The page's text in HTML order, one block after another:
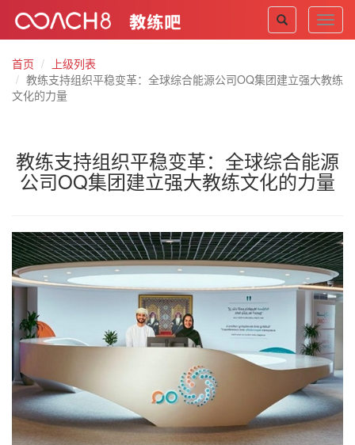
首页
上级列表
教练支持组织平稳变革：全球综合能源公司OQ集团建立强大教练
文化的力量
教练支持组织平稳变革：全球综合能源
公司OQ集团建立强大教练文化的力量